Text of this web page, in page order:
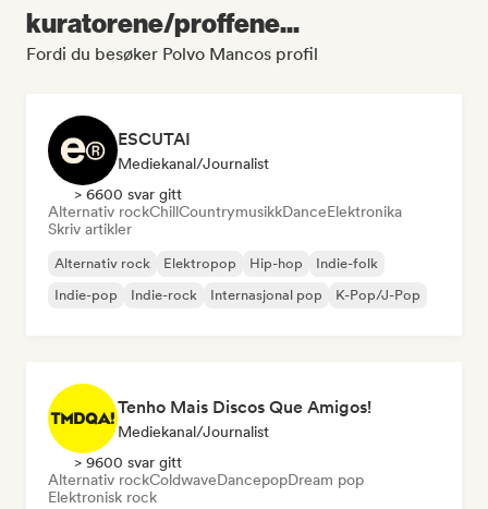
kuratorene/proffene...
Fordi du besøker Polvo Mancos profil
ESCUTAI
Mediekanal/journalist
> 6600 svar gitt
Alternativ rockChillCountrymusikkDanceElektronika
Skriv artikler
Alternativ rock Elektropop Hip-hop
Indie-folk
Indie-pop
Indie-rock Internasjonal pop K-Pop/J-Pop
Tenho Mais Discos Que Amigos!
Mediekanal/journalist
> 9600 svar gitt
Alternativ rockColdwaveDancepopDream pop
Elektronisk rock